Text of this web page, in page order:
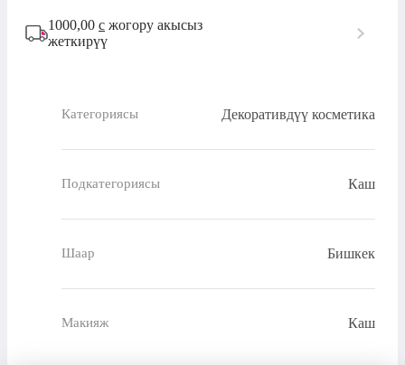
1000,00 с жогору акысыз
жеткирүү
Категориясы Декоративдүү косметика
Подкатегориясы Каш
Шаар Бишкек
Макияж Каш